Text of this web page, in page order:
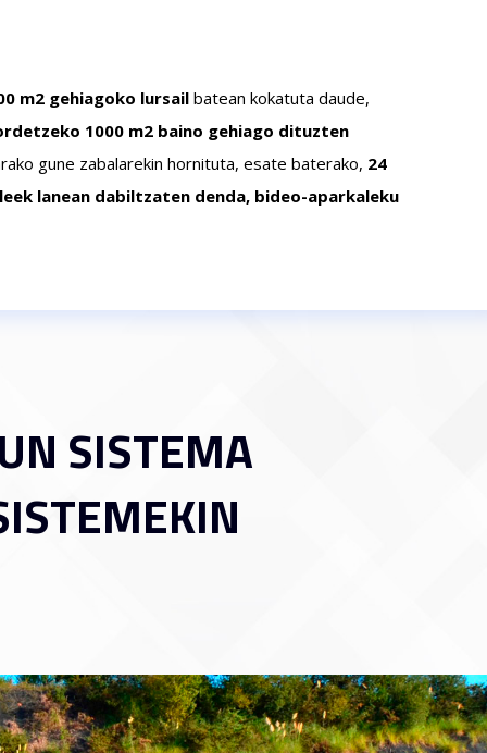
m2 gehiagoko lursail batean kokatuta daude,
1000 m2 baino gehiago dituzten
gune zabalarekin hornituta, esate baterako, 24
lanean dabiltzaten denda, bideo-aparkaleku
SISTEMA